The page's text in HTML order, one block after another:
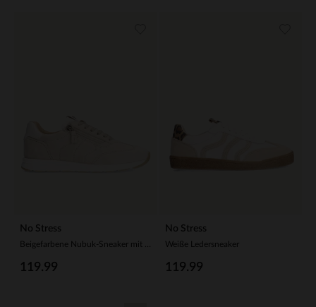
No Stress
119.99
No Stress
Weiße Ledersneaker
119.99